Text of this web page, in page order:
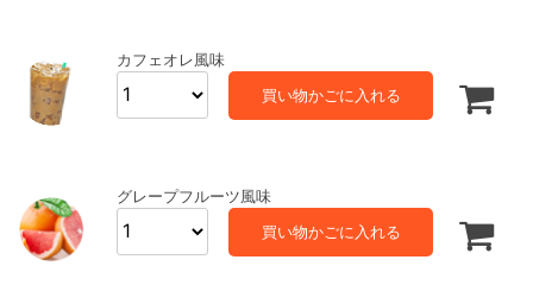
カフェオレ風味
買い物かごに入れる
グレープフルーツ風味
買い物かごに入れる